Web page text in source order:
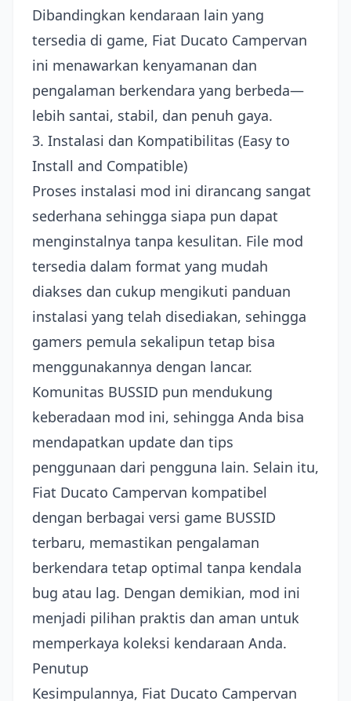
Dibandingkan kendaraan lain yang
tersedia di game, Fiat Ducato Campervan
ini menawarkan kenyamanan dan
pengalaman berkendara yang berbeda—
lebih santai, stabil, dan penuh gaya.
3. Instalasi dan Kompatibilitas (Easy to
Install and Compatible)
Proses instalasi mod ini dirancang sangat
sederhana sehingga siapa pun dapat
menginstalnya tanpa kesulitan. File mod
tersedia dalam format yang mudah
diakses dan cukup mengikuti panduan
instalasi yang telah disediakan, sehingga
gamers pemula sekalipun tetap bisa
menggunakannya dengan lancar.
Komunitas BUSSID pun mendukung
keberadaan mod ini, sehingga Anda bisa
mendapatkan update dan tips
penggunaan dari pengguna lain. Selain itu,
Fiat Ducato Campervan kompatibel
dengan berbagai versi game BUSSID
terbaru, memastikan pengalaman
berkendara tetap optimal tanpa kendala
bug atau lag. Dengan demikian, mod ini
menjadi pilihan praktis dan aman untuk
memperkaya koleksi kendaraan Anda.
Penutup
Kesimpulannya, Fiat Ducato Campervan